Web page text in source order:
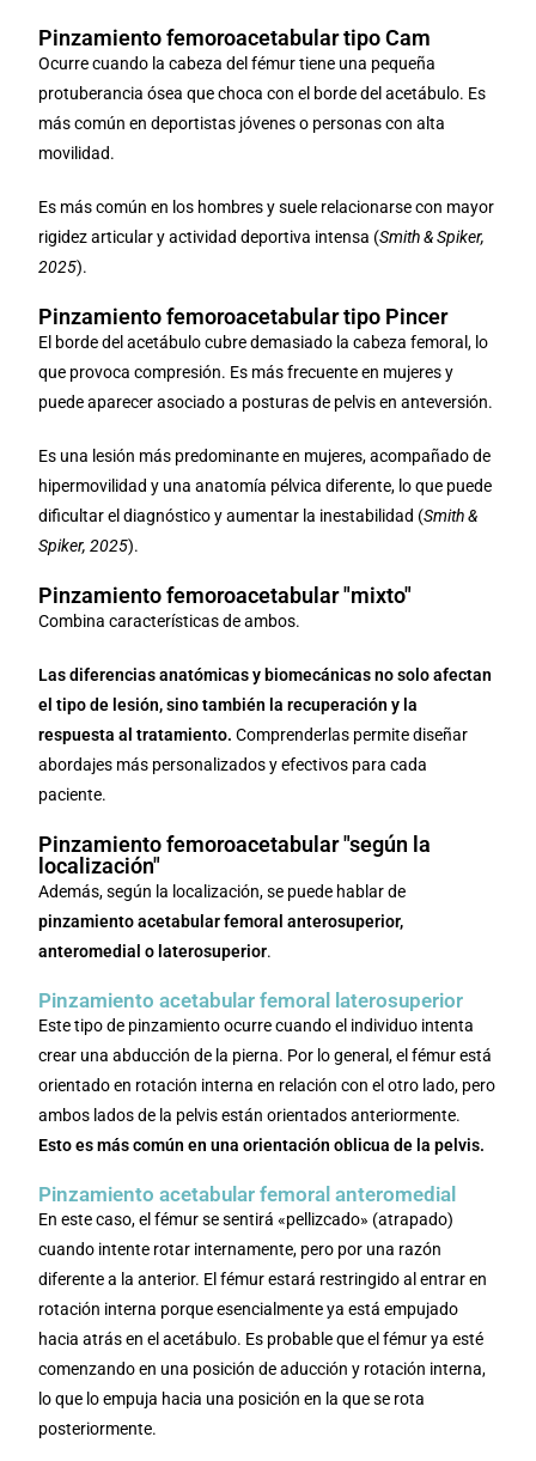
Pinzamiento femoroacetabular tipo Cam
Ocurre cuando la cabeza del fémur tiene una pequeña
protuberancia ósea que choca con el borde del acetábulo. Es
más común en deportistas jóvenes o personas con alta
movilidad.
Es más común en los hombres y suele relacionarse con mayor
rigidez articular y actividad deportiva intensa (Smith & Spiker,
2025).
Pinzamiento femoroacetabular tipo Pincer
El borde del acetábulo cubre demasiado la cabeza femoral, lo
que provoca compresión. Es más frecuente en mujeres y
puede aparecer asociado a posturas de pelvis en anteversión.
Es una lesión más predominante en mujeres, acompañado de
hipermovilidad y una anatomía pélvica diferente, lo que puede
dificultar el diagnóstico y aumentar la inestabilidad (Smith &
Spiker, 2025).
Pinzamiento femoroacetabular "mixto"
Combina características de ambos.
Las diferencias anatómicas y biomecánicas no solo afectan
el tipo de lesión, sino también la recuperación y la
respuesta al tratamiento. Comprenderlas permite diseñar
abordajes más personalizados y efectivos para cada
paciente.
Pinzamiento femoroacetabular "según la
localización"
Además, según la localización, se puede hablar de
pinzamiento acetabular femoral anterosuperior,
anteromedial o laterosuperior.
Pinzamiento acetabular femoral laterosuperior
Este tipo de pinzamiento ocurre cuando el individuo intenta
crear una abducción de la pierna. Por lo general, el fémur está
orientado en rotación interna en relación con el otro lado, pero
ambos lados de la pelvis están orientados anteriormente.
Esto es más común en una orientación oblicua de la pelvis.
Pinzamiento acetabular femoral anteromedial
En este caso, el fémur se sentirá «pellizcado» (atrapado)
cuando intente rotar internamente, pero por una razón
diferente a la anterior. El fémur estará restringido al entrar en
rotación interna porque esencialmente ya está empujado
hacia atrás en el acetábulo. Es probable que el fémur ya esté
comenzando en una posición de aducción y rotación interna,
lo que lo empuja hacia una posición en la que se rota
posteriormente.